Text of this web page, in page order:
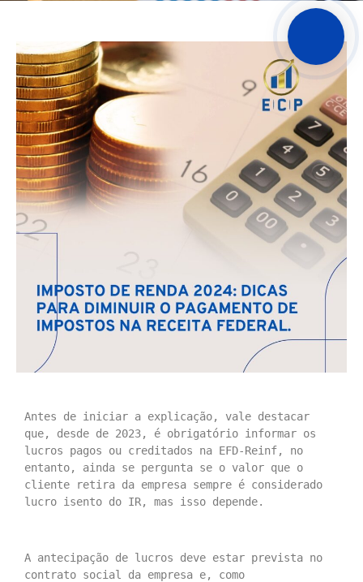
Antes de iniciar a explicação, vale destacar
que, desde de 2023, é obrigatório informar os
lucros pagos ou creditados na EFD-Reinf, no
entanto, ainda se pergunta se o valor que o
cliente retira da empresa sempre é considerado
lucro isento do IR, mas isso depende.
A antecipação de lucros deve estar prevista no
contrato social da empresa e, como